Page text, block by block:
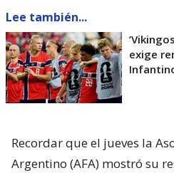
Lee también...
exige
Recordar que el jueves la
Argentino (AFA) mostró su